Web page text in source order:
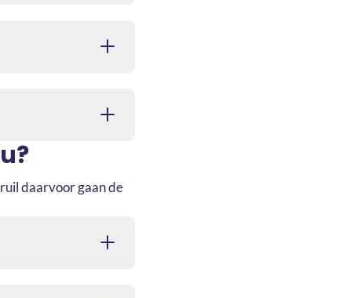
daarvoor gaan de